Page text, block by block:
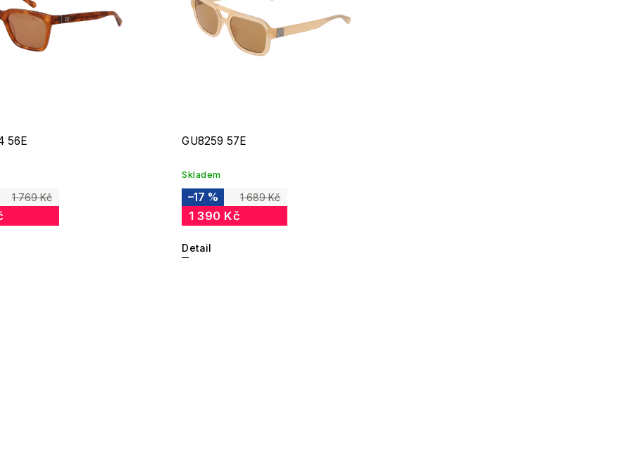
56E
1 769 Kč
GU8259 57E
Skladem
1 689 Kč
–17 %
1 390 Kč
Detail